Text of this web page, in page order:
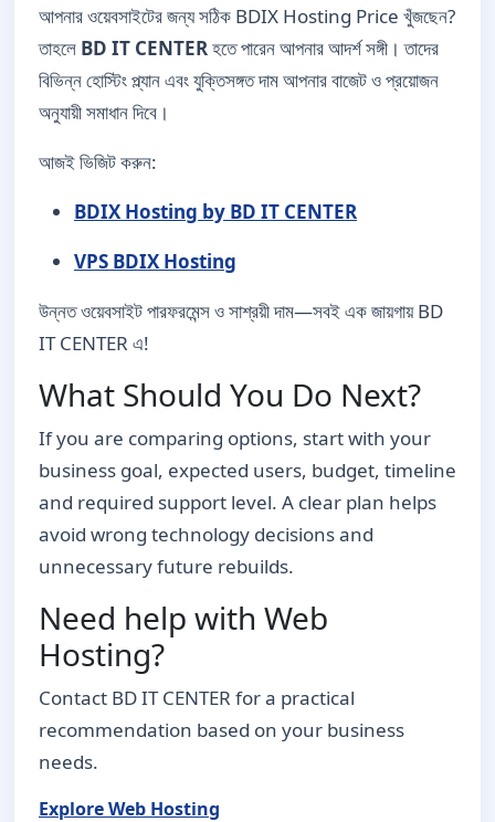
আপনার ওয়েবসাইটের জন্য সঠিক BDIX Hosting Price খুঁজছেন?
তাহলে BD IT CENTERহতে পারেন আপনার আদর্শ সঙ্গী। তাদের
বিভিন্ন হোস্টিং প্ল্যান এবং যুক্তিসঙ্গত দাম আপনার বাজেট ও প্রয়োজন
অনুযায়ী সমাধান দিবে।
আজই ভিজিট করুন:
BDIX Hosting by BD IT CENTER
VPS BDIX Hosting
উন্নত ওয়েবসাইট পারফরমেন্স ও সাশ্রয়ী দাম—সবই এক জায়গায় BD
IT CENTER এ!
What Should You Do Next?
If you are comparing options, start with your
business goal, expected users, budget, timeline
and required support level. A clear plan helps
avoid wrong technology decisions and
unnecessary future rebuilds.
Need help with Web
Hosting?
Contact BD IT CENTER for a practical
recommendation based on your business
needs.
Explore Web Hosting